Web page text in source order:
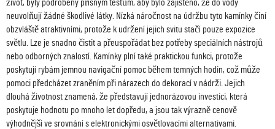
život, byly podrobeny přísným testům, aby bylo zajištěno, že do vody
neuvolňují žádné škodlivé látky. Nízká náročnost na údržbu tyto kamínky činí
obzvláště atraktivními, protože k udržení jejich svitu stačí pouze expozice
světlu. Lze je snadno čistit a přeuspořádat bez potřeby speciálních nástrojů
nebo odborných znalostí. Kamínky plní také praktickou funkci, protože
poskytují rybám jemnou navigační pomoc během temných hodin, což může
pomoci předcházet zraněním při nárazech do dekorací v nádrži. Jejich
dlouhá životnost znamená, že představují jednorázovou investici, která
poskytuje hodnotu po mnoho let dopředu, a jsou tak výrazně cenově
výhodnější ve srovnání s elektronickými osvětlovacími alternativami.